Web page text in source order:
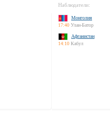
Наблюдатели:
Монголия
17:40 Улан-Батор
Афганистан
14:10 Кабул